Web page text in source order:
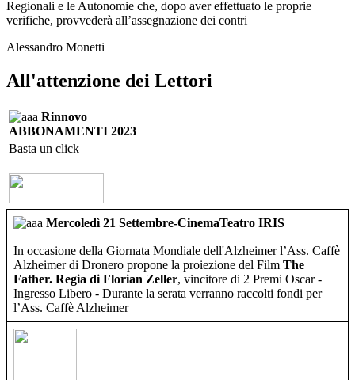
Regionali e le Autonomie che, dopo aver effettuato le proprie
verifiche, provvederà all’assegnazione dei contri
Alessandro Monetti
All'attenzione dei Lettori
Rinnovo
ABBONAMENTI 2023
Basta un click
Mercoledì 21 Settembre-CinemaTeatro IRIS
In occasione della Giornata Mondiale dell'Alzheimer l’Ass. Caffè
Alzheimer di Dronero propone la proiezione del Film The
Father. Regia di Florian Zeller, vincitore di 2 Premi Oscar -
Ingresso Libero - Durante la serata verranno raccolti fondi per
l’Ass. Caffè Alzheimer